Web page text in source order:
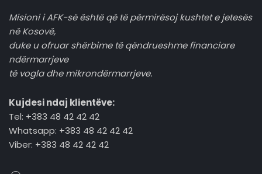
Misioni i AFK-së është që të përmirësoj kushtet e jetesës
në Kosovë,
duke u ofruar shërbime të qëndrueshme financiare
ndërmarrjeve
të vogla dhe mikrondërmarrjeve.
Kujdesi ndaj klientëve:
Tel: +383 48 42 42 42
Whatsapp: +383 48 42 42 42
Viber: +383 48 42 42 42